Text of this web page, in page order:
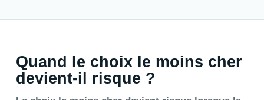
Quand le choix le moins cher
devient-il risque ?